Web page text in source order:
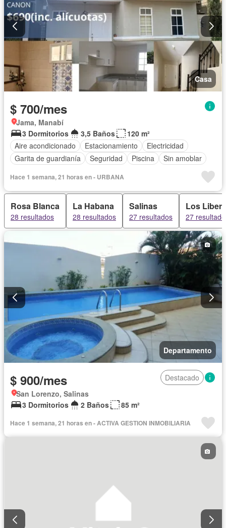
Casa
$ 700/mes
Jama, Manabí
3 Dormitorios
3,5 Baños
120 m²
Aire acondicionado
Estacionamiento
Electricidad
Garita de guardianía
Seguridad Piscina Sin amoblar
Hace 1 semana, 21 horas en - URBANA
Rosa Blanca
28 resultados
La Habana
28 resultados
Salinas
27 resultados
Los
27
Departamento
$ 900/mes
Destacado
San Lorenzo, Salinas
3 Dormitorios
2 Baños 85 m²
Hace 1 semana, 21 horas en - ACTIVA GESTION INMOBILIARIA